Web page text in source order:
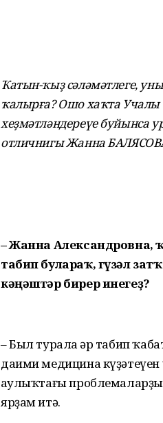
Ҡатын-ҡыҙ сәләмәтлеге,
ҡалырға? Ошо хаҡта
хеҙмәтләндереүе буйынса
отличнигы Жанна
– Жанна Александровна,
табип булараҡ, гүзәл
кәңәштәр бирер инегеҙ?
– Был турала һәр табип
даими медицина күҙәтеүен
һаулыҡтағы
ярҙам итә.